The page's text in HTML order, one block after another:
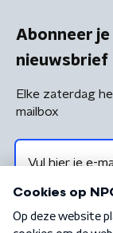
Abonneer
nieuwsbrief
Elke zaterdag
mailbox